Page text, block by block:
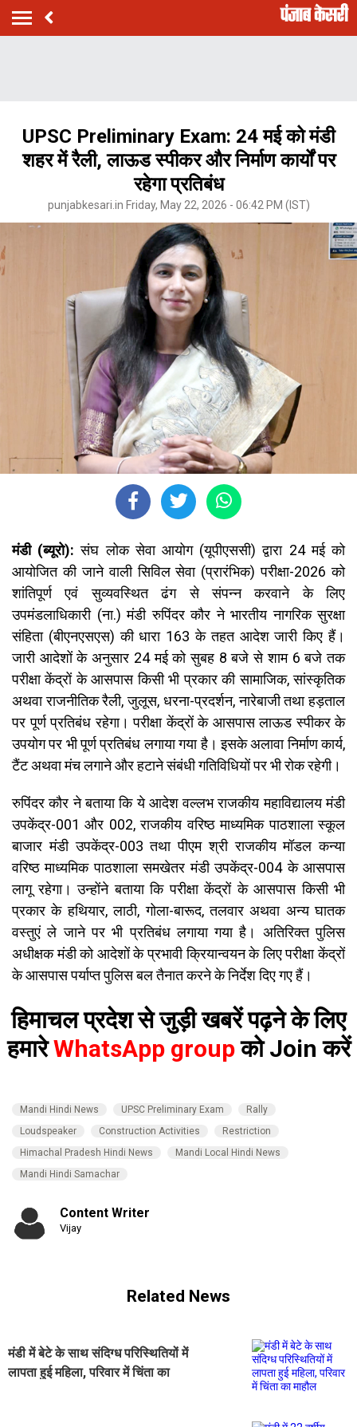
UPSC Preliminary Exam: 24 मई को मंडी
शहर में रैली, लाऊड स्पीकर और निर्माण कार्यों पर
रहेगा प्रतिबंध
punjabkesari.in Friday, May 22, 2026 - 06:42 PM (IST)
मंडी (ब्यूरो):संघ लोक सेवा आयोग (यूपीएससी) द्वारा 24 मई को
आयोजित की जाने वाली सिविल सेवा (प्रारंभिक) परीक्षा-2026 को
शांतिपूर्ण एवं सुव्यवस्थित ढंग से संपन्न करवाने के लिए
उपमंडलाधिकारी (ना.) मंडी रुपिंदर कौर ने भारतीय नागरिक सुरक्षा
संहिता (बीएनएसएस) की धारा 163 के तहत आदेश जारी किए हैं।
जारी आदेशों के अनुसार 24 मई को सुबह 8 बजे से शाम 6 बजे तक
परीक्षा केंद्रों के आसपास किसी भी प्रकार की सामाजिक, सांस्कृतिक
अथवा राजनीतिक रैली, जुलूस, धरना-प्रदर्शन, नारेबाजी तथा हड़ताल
पर पूर्ण प्रतिबंध रहेगा। परीक्षा केंद्रों के आसपास लाऊड स्पीकर के
उपयोग पर भी पूर्ण प्रतिबंध लगाया गया है। इसके अलावा निर्माण कार्य,
टैंट अथवा मंच लगाने और हटाने संबंधी गतिविधियों पर भी रोक रहेगी।
रुपिंदर कौर ने बताया कि ये आदेश वल्लभ राजकीय महाविद्यालय मंडी
उपकेंद्र-001 और 002, राजकीय वरिष्ठ माध्यमिक पाठशाला स्कूल
बाजार मंडी उपकेंद्र-003 तथा पीएम श्री राजकीय मॉडल कन्या
वरिष्ठ माध्यमिक पाठशाला समखेतर मंडी उपकेंद्र-004 के आसपास
लागू रहेगा। उन्होंने बताया कि परीक्षा केंद्रों के आसपास किसी भी
प्रकार के हथियार, लाठी, गोला-बारूद, तलवार अथवा अन्य घातक
वस्तुएं ले जाने पर भी प्रतिबंध लगाया गया है। अतिरिक्त पुलिस
अधीक्षक मंडी को आदेशों के प्रभावी क्रियान्वयन के लिए परीक्षा केंद्रों
के आसपास पर्याप्त पुलिस बल तैनात करने के निर्देश दिए गए हैं।
हिमाचल प्रदेश से जुड़ी खबरें पढ़ने के लिए
हमारेWhatsApp groupको Join करें
Mandi Hindi News UPSC Preliminary Exam
Rally
Loudspeaker
Construction Activities
Restriction
Himachal Pradesh Hindi News
Mandi Local Hindi News
Mandi Hindi Samachar
Content Writer
Vijay
Related News
मंडी में बेटे के साथ संदिग्ध परिस्थितियों में
लापता हुई महिला, परिवार में चिंता का